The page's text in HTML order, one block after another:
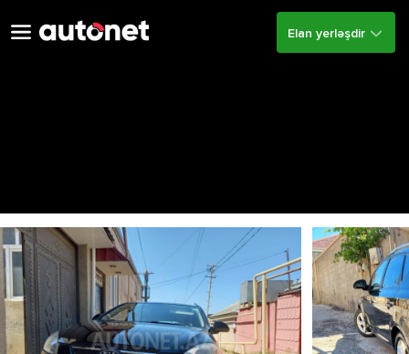
Elan yerləşdir